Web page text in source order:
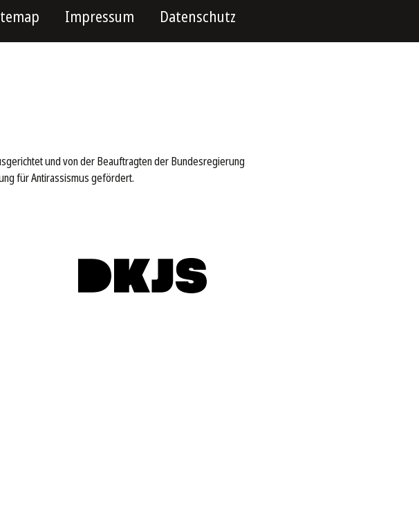
Impressum Datenschutz
und von der Beauftragten der Bundesregierung
für Antirassismus gefördert.